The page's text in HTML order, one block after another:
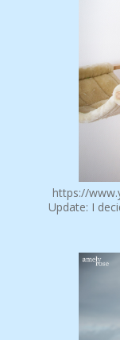
https://
Update: I